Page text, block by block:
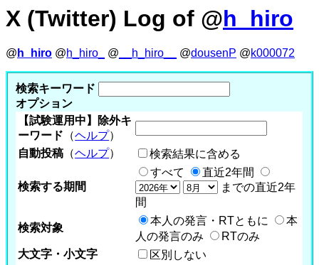
X (Twitter) Log of @h_hiro
@ h_hiro @h_hiro_ @ __h_hiro__ @dousenP @k000072
検索キーワード
オプション
【試験運用中】除外キ
ーワード （ヘルプ）
自動投稿 （ヘルプ） 検索結果に含める
検索する期間
すべて
直近2年間
までの直近2年
間
検索対象
本人の発言・RTともに
本
人の発言のみ
RTのみ
大文字・小文字
区別しない